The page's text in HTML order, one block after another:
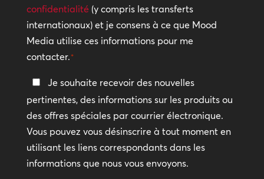
confidentialité
*
confidentialité (y compris les transferts
internationaux) et je consens à ce que Mood
Media utilise ces informations pour me
contacter.*
Restez
en
contact
Je souhaite recevoir des nouvelles
pertinentes, des informations sur les produits ou
des offres spéciales par courrier électronique.
Vous pouvez vous désinscrire à tout moment en
utilisant les liens correspondants dans les
informations que nous vous envoyons.